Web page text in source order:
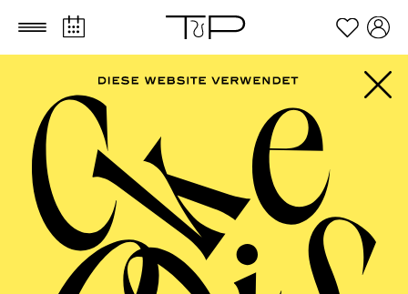
Zum Hauptinhalt springen Zum Footer springen
SCHAUSPIEL ESSEN